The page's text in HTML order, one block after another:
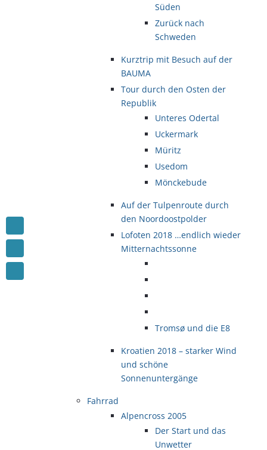
Süden
Zurück nach
Schweden
Kurztrip mit Besuch auf der
BAUMA
Tour durch den Osten der
Republik
Unteres Odertal
Uckermark
Müritz
Usedom
Mönckebude
Auf der Tulpenroute durch
den Noordoostpolder
Lofoten 2018 …endlich wieder
Mitternachtssonne
Tromsø und die E8
Kroatien 2018 – starker Wind
und schöne
Sonnenuntergänge
Fahrrad
Alpencross 2005
Der Start und das
Unwetter